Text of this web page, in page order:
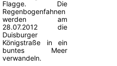
Flagge. Die
Regenbogenfahnen
werden am
28.07.2012 die
Duisburger
Königstraße in ein
buntes Meer
verwandeln.